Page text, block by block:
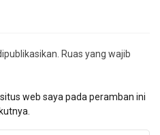
Ruas yang wajib
web saya pada peramban ini